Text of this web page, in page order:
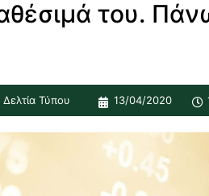
του.
Τύπου 13/04/2020